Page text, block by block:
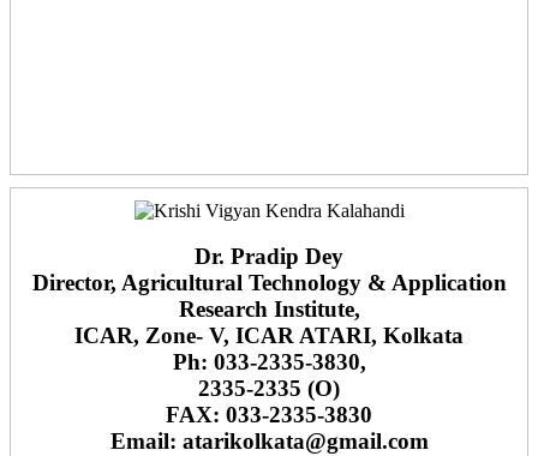
Dr. Pradip Dey
Director, Agricultural Technology & Application
Research Institute,
ICAR, Zone- V, ICAR ATARI, Kolkata
Ph: 033-2335-3830,
2335-2335 (O)
FAX: 033-2335-3830
Email: atarikolkata@gmail.com